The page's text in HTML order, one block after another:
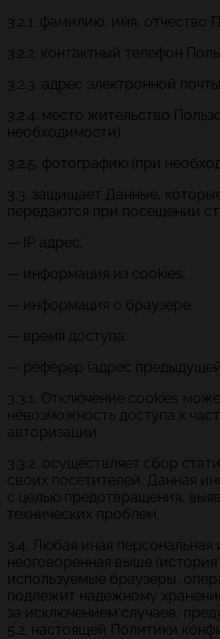
3.2.1. фамилию, имя, отчество
3.2.2. контактный телефон
3.2.3. адрес электронной
3.2.4. место жительство
необходимости)
3.2.5. фотографию (при
3.3. защищает Данные,
передаются при посещении
— IP адрес;
— информация из cookies;
— информация о браузере
— время доступа;
— реферер (адрес
3.3.1. Отключение cookies
невозможность доступа к
авторизации.
3.3.2. осуществляет сбор
своих посетителей. Данная
с целью предотвращения,
технических проблем.
3.4. Любая иная
неоговоренная выше
используемые браузеры,
подлежит надежному
за исключением случаев,
5.2. настоящей Политики